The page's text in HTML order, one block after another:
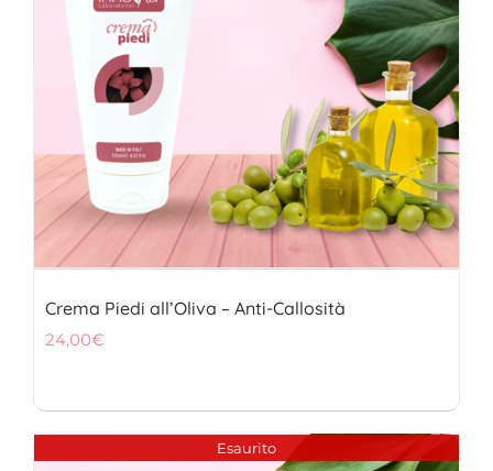
Crema Piedi all’Oliva – Anti-Callosità
24,00€
Esaurito